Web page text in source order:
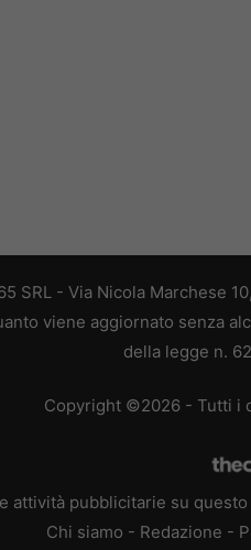
SRL - Via Nicola Marchese
viene aggiornato senza
della legge n.
Copyright ©2026 - Tutti i
attività pubblicitarie su
Chi siamo - Redazione -